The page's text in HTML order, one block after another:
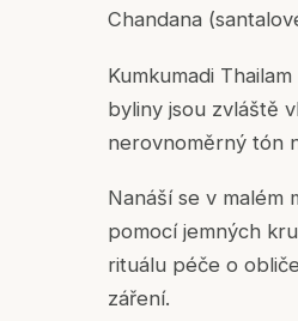
Chandana
Kumkumadi
byliny jsou zvláště
nerovnoměrný tón
Nanáší se v
pomocí jemných
rituálu péče o
záření.